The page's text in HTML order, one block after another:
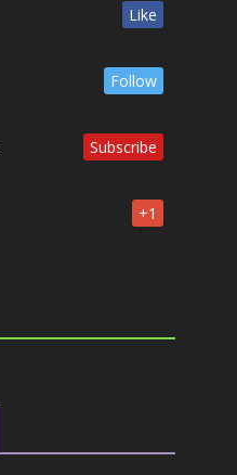
Like
Follow
Subscribe
+1